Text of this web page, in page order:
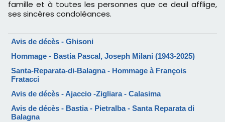
famille et à toutes les personnes que ce deuil afflige,
ses sincères condoléances.
Avis de décès - Ghisoni
Hommage - Bastia Pascal, Joseph Milani (1943-2025)
Santa-Reparata-di-Balagna - Hommage à François
Fratacci
Avis de décès - Ajaccio -Zigliara - Calasima
Avis de décès - Bastia - Pietralba - Santa Reparata di
Balagna